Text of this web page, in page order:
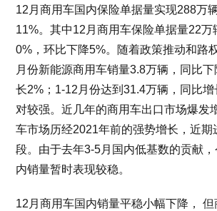
12月商用车国内保险单据量实现288万
11%。其中12月商用车保险单据量22万
0%，环比下降5%。随着政策推动和路
月份新能源商用车销量3.8万辆，同比
长2%；1-12月份达到31.4万辆，同比
对较强。近几年的商用车出口市场爆发
车市场历经2021年前的强势增长，近期
段。由于去年3-5月国内低基数的贡献
内销量暂时表现较稳。
12月商用车国内销量平稳小幅下降，